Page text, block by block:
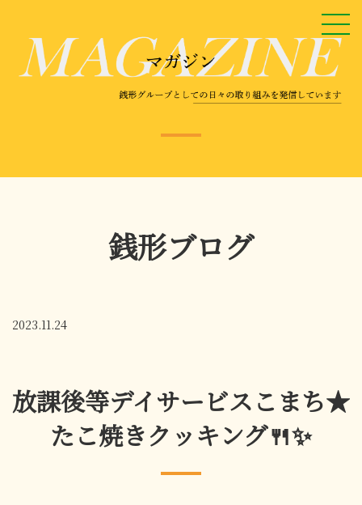
銭形ブログ
2023.11.24
放課後等デイサービスこまち★
たこ焼きクッキング🍴✨